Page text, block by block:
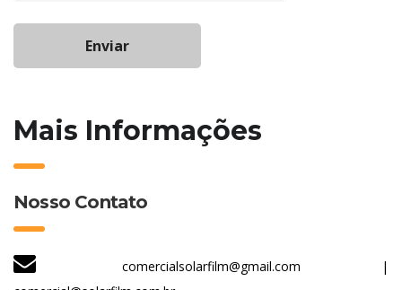
Mais Informações
Nosso Contato
comercialsolarfilm@gmail.com |